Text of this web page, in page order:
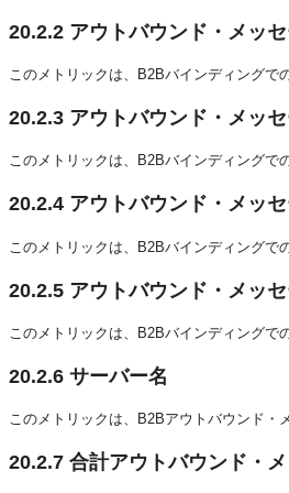
20.2.2 アウトバウンド・メッ
このメトリックは、B2Bバインディングで
20.2.3 アウトバウンド・メッ
このメトリックは、B2Bバインディングで
20.2.4 アウトバウンド・メッ
このメトリックは、B2Bバインディング
20.2.5 アウトバウンド・メッ
このメトリックは、B2Bバインディング
20.2.6 サーバー名
このメトリックは、B2Bアウトバウンド
20.2.7 合計アウトバウンド・